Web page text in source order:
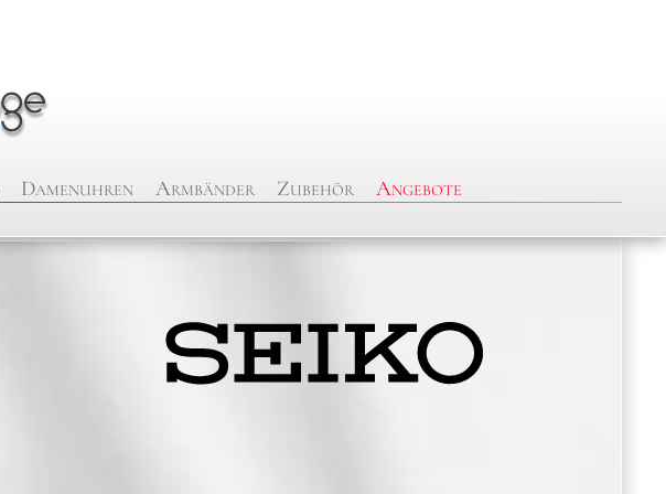
Damenuhren Armbänder Zubehör Angebote